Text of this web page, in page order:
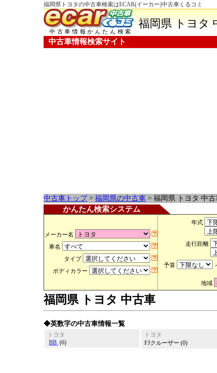
福岡県トヨタの中古車検索はECAR(イーカー)中古車くるコミ
中古車情報かんたん検索
福岡県 トヨタ
中古車情報検索サイト
中古車トップ> 福岡県の中古車 > 福岡県 トヨタ 中古
かんたん検索システム
メーカー名
車名
タイプ
ボディカラー
年式
走行距離
予算
地域
福岡県 トヨタ 中古車
◆英数字の中古車情報一覧
トヨタ
BB (6)
トヨタ
FJクルーザー (0)